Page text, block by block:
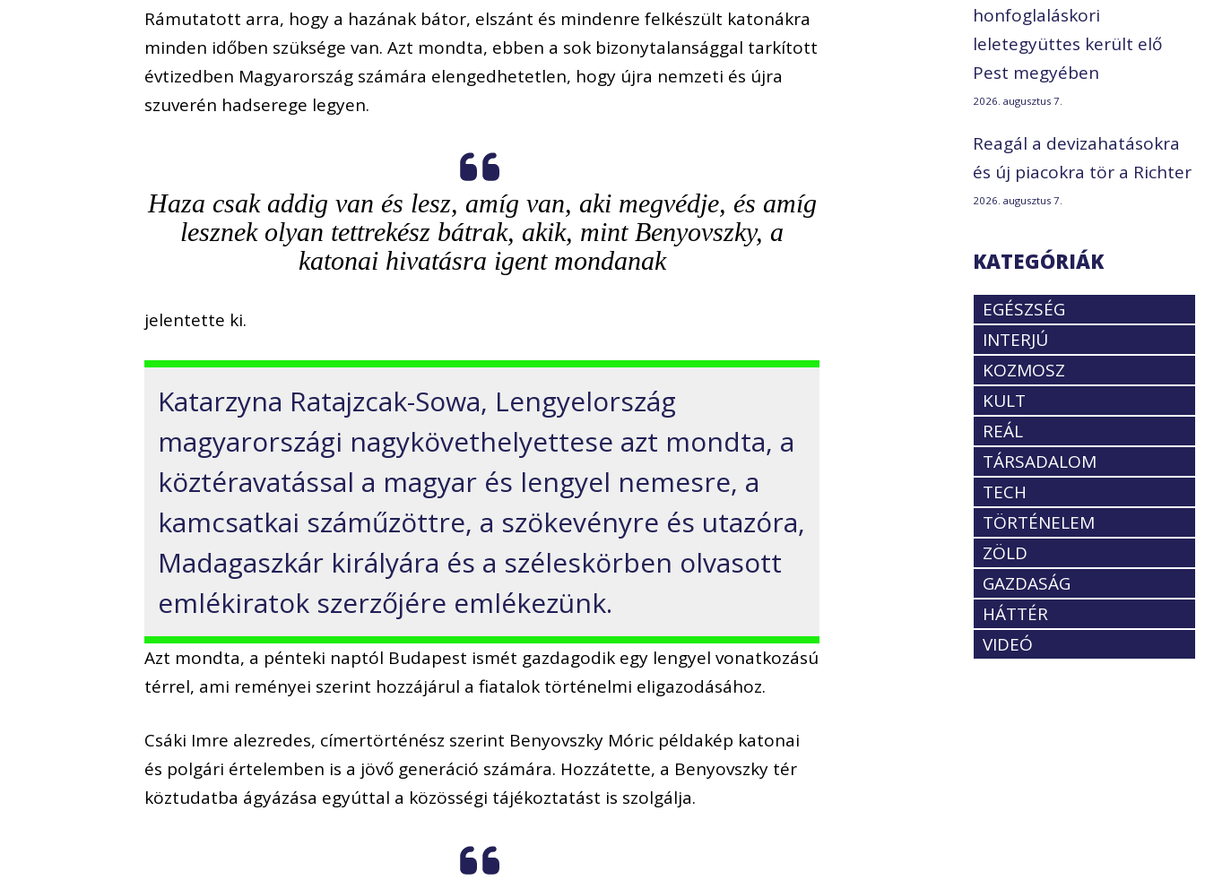
Rámutatott arra, hogy a hazának bátor, elszánt és mindenre felkészült katonákra
minden időben szüksége van. Azt mondta, ebben a sok bizonytalansággal tarkított
évtizedben Magyarország számára elengedhetetlen, hogy újra nemzeti és újra
szuverén hadserege legyen.
Haza csak addig van és lesz, amíg van, aki megvédje, és amíg
lesznek olyan tettrekész bátrak, akik, mint Benyovszky, a
katonai hivatásra igent mondanak
jelentette ki.
Katarzyna Ratajzcak-Sowa, Lengyelország
magyarországi nagykövethelyettese azt mondta, a
köztéravatással a magyar és lengyel nemesre, a
kamcsatkai száműzöttre, a szökevényre és utazóra,
Madagaszkár királyára és a széleskörben olvasott
emlékiratok szerzőjére emlékezünk.
Azt mondta, a pénteki naptól Budapest ismét gazdagodik egy lengyel vonatkozású
térrel, ami reményei szerint hozzájárul a fiatalok történelmi eligazodásához.
Csáki Imre alezredes, címertörténész szerint Benyovszky Móric példakép katonai
és polgári értelemben is a jövő generáció számára. Hozzátette, a Benyovszky tér
köztudatba ágyázása egyúttal a közösségi tájékoztatást is szolgálja.
honfoglaláskori
leletegyüttes került elő
Pest megyében
2026. augusztus 7.
Reagál a devizahatásokra
és új piacokra tör a Richter
2026. augusztus 7.
KATEGÓRIÁK
EGÉSZSÉG
INTERJÚ
KOZMOSZ
KULT
REÁL
TÁRSADALOM
TECH
TÖRTÉNELEM
ZÖLD
GAZDASÁG
HÁTTÉR
VIDEÓ